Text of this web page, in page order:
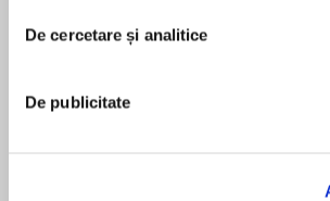
De cercetare și analitice
De publicitate
TELL OTHERS
pentru această carte